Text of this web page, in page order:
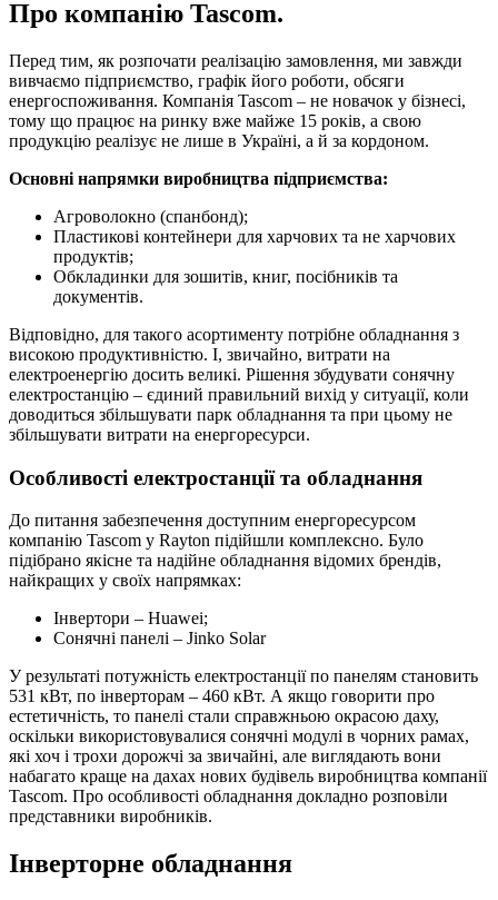
Про компанію Tascom.
Перед тим, як розпочати реалізацію замовлення, ми завжди
вивчаємо підприємство, графік його роботи, обсяги
енергоспоживання. Компанія Tascom – не новачок у бізнесі,
тому що працює на ринку вже майже 15 років, а свою
продукцію реалізує не лише в Україні, а й за кордоном.
Основні напрямки виробництва підприємства:
Агроволокно (спанбонд);
Пластикові контейнери для харчових та не харчових
продуктів;
Обкладинки для зошитів, книг, посібників та
документів.
Відповідно, для такого асортименту потрібне обладнання з
високою продуктивністю. І, звичайно, витрати на
електроенергію досить великі. Рішення збудувати сонячну
електростанцію – єдиний правильний вихід у ситуації, коли
доводиться збільшувати парк обладнання та при цьому не
збільшувати витрати на енергоресурси.
Особливості електростанції та обладнання
До питання забезпечення доступним енергоресурсом
компанію Tascom у Rayton підійшли комплексно. Було
підібрано якісне та надійне обладнання відомих брендів,
найкращих у своїх напрямках:
Інвертори – Huawei;
Сонячні панелі – Jinko Solar
У результаті потужність електростанції по панелям становить
531 кВт, по інверторам – 460 кВт. А якщо говорити про
естетичність, то панелі стали справжньою окрасою даху,
оскільки використовувалися сонячні модулі в чорних рамах,
які хоч і трохи дорожчі за звичайні, але виглядають вони
набагато краще на дахах нових будівель виробництва компанії
Tascom. Про особливості обладнання докладно розповіли
представники виробників.
Інверторне обладнання